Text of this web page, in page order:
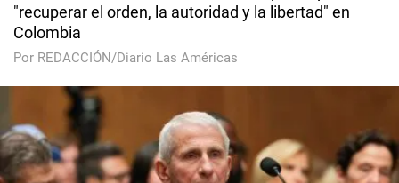
"recuperar el orden, la autoridad y la libertad" en
Colombia
Por REDACCIÓN/Diario Las Américas